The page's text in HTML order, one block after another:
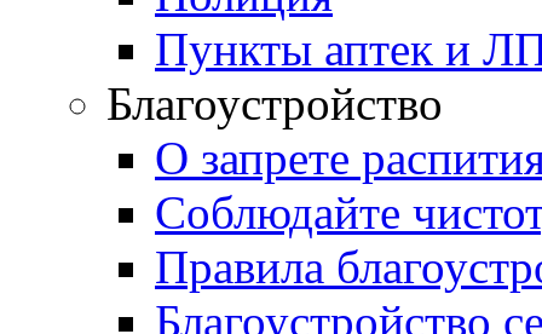
Пункты аптек и
Благоустройство
О запрете
Соблюдайте
Правила
Благоустройство